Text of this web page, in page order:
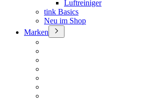
Luftreiniger
tink Basics
Neu im Shop
Marken